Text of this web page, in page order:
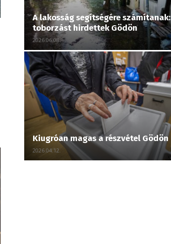
A lakosság segítségére számítanak:
toborzást hirdettek Gödön
2026.06.08.
Kiugróan magas a részvétel Gödön
2026.04.12.